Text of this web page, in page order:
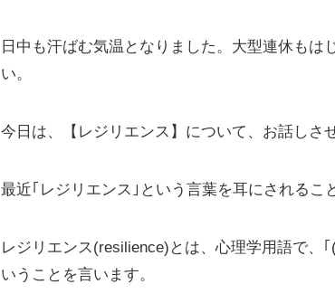
日中も汗ばむ気温となりました。大型連休も
い。
今日は、【レジリエンス】について、お話しさ
最近｢レジリエンス｣という言葉を耳にされるこ
レジリエンス(resilience)とは、心理学用語で、
いうことを言います。